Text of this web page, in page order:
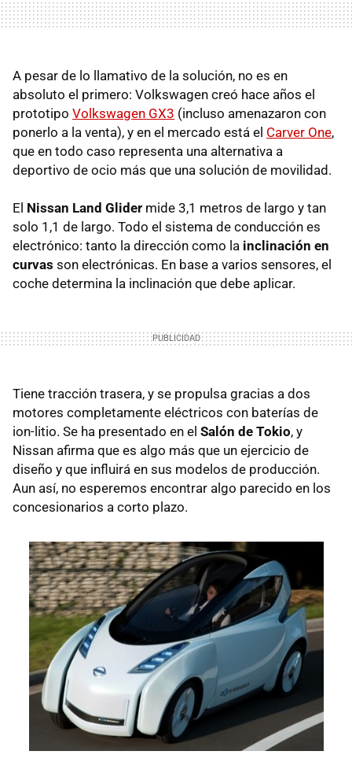
A pesar de lo llamativo de la solución, no es en
absoluto el primero: Volkswagen creó hace años el
prototipo Volkswagen GX3 (incluso amenazaron con
ponerlo a la venta), y en el mercado está el Carver One,
que en todo caso representa una alternativa a
deportivo de ocio más que una solución de movilidad.
El Nissan Land Glider mide 3,1 metros de largo y tan
solo 1,1 de largo. Todo el sistema de conducción es
electrónico: tanto la dirección como la inclinación en
curvas son electrónicas. En base a varios sensores, el
coche determina la inclinación que debe aplicar.
Tiene tracción trasera, y se propulsa gracias a dos
motores completamente eléctricos con baterías de
ion-litio. Se ha presentado en el Salón de Tokio, y
Nissan afirma que es algo más que un ejercicio de
diseño y que influirá en sus modelos de producción.
Aun así, no esperemos encontrar algo parecido en los
concesionarios a corto plazo.